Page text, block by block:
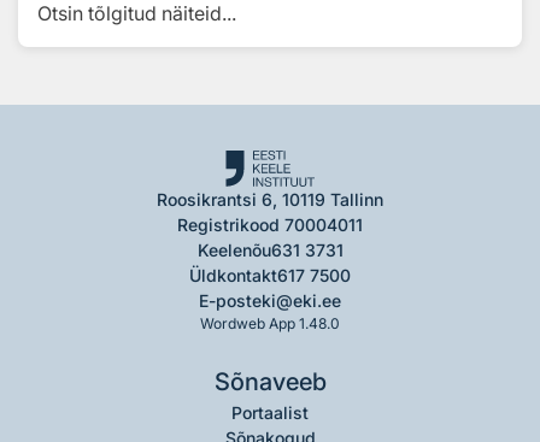
Otsin tõlgitud näiteid...
Roosikrantsi 6, 10119 Tallinn
Registrikood 70004011
Keelenõu631 3731
Üldkontakt617 7500
E-posteki@eki.ee
Wordweb App 1.48.0
Sõnaveeb
Portaalist
Sõnakogud